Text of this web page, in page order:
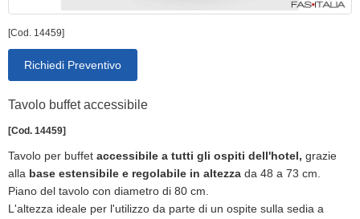
[Cod. 14459]
Richiedi Preventivo
Tavolo buffet accessibile
[Cod. 14459]
Tavolo per buffet accessibile a tutti gli ospiti dell'hotel, grazie
alla base estensibile e regolabile in altezza da 48 a 73 cm.
Piano del tavolo con diametro di 80 cm.
L'altezza ideale per l'utilizzo da parte di un ospite sulla sedia a